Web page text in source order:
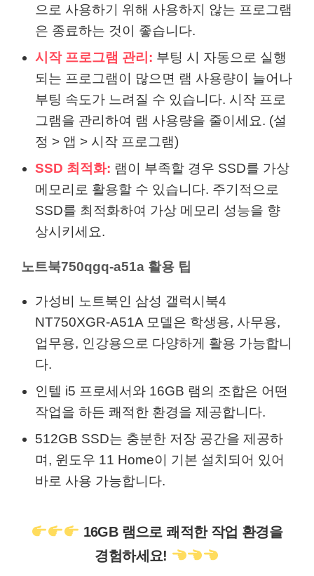
으로 사용하기 위해 사용하지 않는 프로그램
은 종료하는 것이 좋습니다.
시작 프로그램 관리: 부팅 시 자동으로 실행
되는 프로그램이 많으면 램 사용량이 늘어나
부팅 속도가 느려질 수 있습니다. 시작 프로
그램을 관리하여 램 사용량을 줄이세요. (설
정 > 앱 > 시작 프로그램)
SSD 최적화: 램이 부족할 경우 SSD를 가상
메모리로 활용할 수 있습니다. 주기적으로
SSD를 최적화하여 가상 메모리 성능을 향
상시키세요.
노트북750qgq-a51a 활용 팁
가성비 노트북인 삼성 갤럭시북4
NT750XGR-A51A 모델은 학생용, 사무용,
업무용, 인강용으로 다양하게 활용 가능합니
다.
인텔 i5 프로세서와 16GB 램의 조합은 어떤
작업을 하든 쾌적한 환경을 제공합니다.
512GB SSD는 충분한 저장 공간을 제공하
며, 윈도우 11 Home이 기본 설치되어 있어
바로 사용 가능합니다.
16GB 램으로 쾌적한 작업 환경을
경험하세요!